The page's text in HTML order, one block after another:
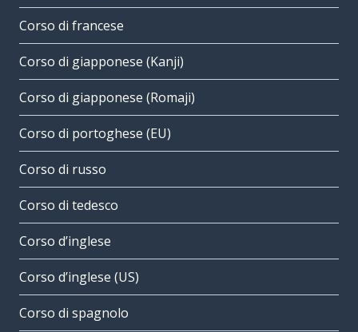
Corso di francese
Corso di giapponese (Kanji)
Corso di giapponese (Romaji)
Corso di portoghese (EU)
Corso di russo
Corso di tedesco
Corso d’inglese
Corso d’inglese (US)
Corso di spagnolo